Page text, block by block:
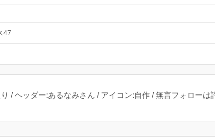
47
/ ヘッダー:あるなみさん / アイコン:自作 / 無言フォローは